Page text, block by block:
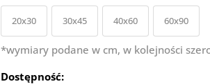
20x30 30x45 40x60 60x90
*wymiary podane w cm, w kolejności
Dostępność: